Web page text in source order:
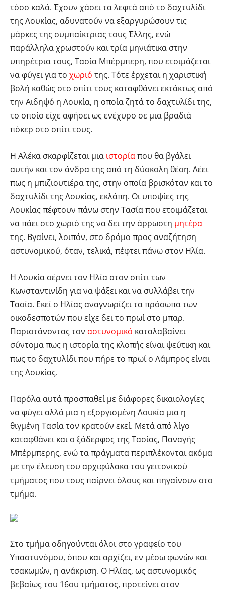
τόσο καλά. Έχουν χάσει τα λεφτά από το δαχτυλίδι
της Λουκίας, αδυνατούν να εξαργυρώσουν τις
μάρκες της συμπαίκτριας τους Έλλης, ενώ
παράλληλα χρωστούν και τρία μηνιάτικα στην
υπηρέτρια τους, Τασία Μπέρμπερη, που ετοιμάζεται
να φύγει για το χωριό της. Τότε έρχεται η χαριστική
βολή καθώς στο σπίτι τους καταφθάνει εκτάκτως από
την Αιδηψό η Λουκία, η οποία ζητά το δαχτυλίδι της,
το οποίο είχε αφήσει ως ενέχυρο σε μια βραδιά
πόκερ στο σπίτι τους.
Η Αλέκα σκαρφίζεται μια ιστορίαπου θα βγάλει
αυτήν και τον άνδρα της από τη δύσκολη θέση. Λέει
πως η μπιζιουτιέρα της, στην οποία βρισκόταν και το
δαχτυλίδι της Λουκίας, εκλάπη. Οι υποψίες της
Λουκίας πέφτουν πάνω στην Τασία που ετοιμάζεται
να πάει στο χωριό της να δει την άρρωστη μητέρα
της. Βγαίνει, λοιπόν, στο δρόμο προς αναζήτηση
αστυνομικού, όταν, τελικά, πέφτει πάνω στον Ηλία.
Η Λουκία σέρνει τον Ηλία στον σπίτι των
Κωνσταντινίδη για να ψάξει και να συλλάβει την
Τασία. Εκεί ο Ηλίας αναγνωρίζει τα πρόσωπα των
οικοδεσποτών που είχε δει το πρωί στο μπαρ.
Παριστάνοντας τον αστυνομικό καταλαβαίνει
σύντομα πως η ιστορία της κλοπής είναι ψεύτικη και
πως το δαχτυλίδι που πήρε το πρωί ο Λάμπρος είναι
της Λουκίας.
Παρόλα αυτά προσπαθεί με διάφορες δικαιολογίες
να φύγει αλλά μια η εξοργισμένη Λουκία μια η
θιγμένη Τασία τον κρατούν εκεί. Μετά από λίγο
καταφθάνει και ο ξάδερφος της Τασίας, Παναγής
Μπέρμπερης, ενώ τα πράγματα περιπλέκονται ακόμα
με την έλευση του αρχιφύλακα του γειτονικού
τμήματος που τους παίρνει όλους και πηγαίνουν στο
τμήμα.
Στο τμήμα οδηγούνται όλοι στο γραφείο του
Υπαστυνόμου, όπου και αρχίζει, εν μέσω φωνών και
τσακωμών, η ανάκριση. Ο Ηλίας, ως αστυνομικός
βεβαίως του 16ου τμήματος, προτείνει στον